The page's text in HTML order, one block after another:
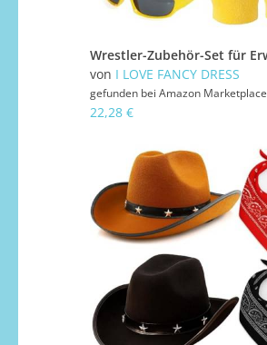
von I LOVE FANCY DRESS
gefunden bei Amazon Marketplace
22,28 €